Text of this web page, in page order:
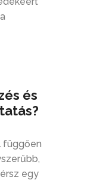
és
függően
egy